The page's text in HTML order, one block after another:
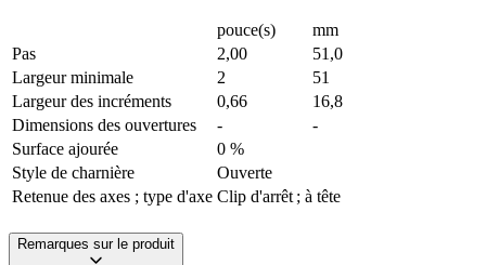
pouce(s)
mm
Pas
2,00
51,0
Largeur minimale
2
51
Largeur des incréments
0,66
16,8
Dimensions des ouvertures
-
-
Surface ajourée
0 %
Style de charnière
Ouverte
Retenue des axes ; type d'axe Clip d'arrêt ; à tête
Remarques sur le produit